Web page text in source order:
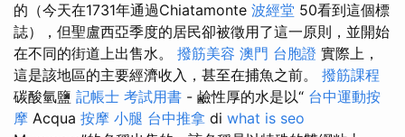
的（今天在1731年通過Chiatamonte 波經堂 50看到這個標
誌），但聖盧西亞季度的居民卻被徵用了這一原則，並開始
在不同的街道上出售水。 撥筋美容 澳門 台胞證 實際上，
這是該地區的主要經濟收入，甚至在捕魚之前。 撥筋課程
碳酸氫鹽 記帳士 考試用書 - 鹼性厚的水是以“ 台中運動按
摩 Acqua 按摩 小腿 台中推拿 di what is seo